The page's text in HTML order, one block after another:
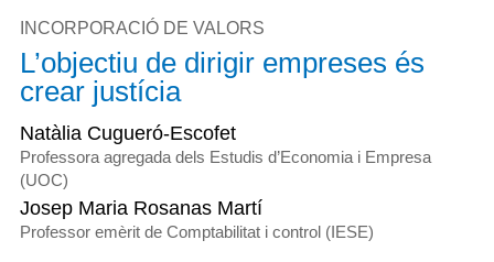
INCORPORACIÓ DE VALORS
L’objectiu de dirigir empreses és
crear justícia
Natàlia Cugueró-Escofet
Professora agregada dels Estudis d’Economia i Empresa
(UOC)
Josep Maria Rosanas Martí
Professor emèrit de Comptabilitat i control (IESE)